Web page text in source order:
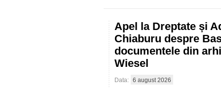
Apel la Dreptate și
Chiaburu despre
documentele din
Wiesel
Data: 6 august 2026